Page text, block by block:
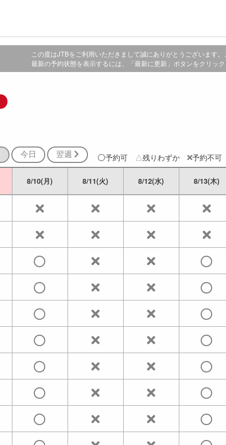
この度はJTBをご利用いただきまして誠にありがとうございます。
最新の予約状態を表示するには、「最新に更新」ボタンをクリック
今日 翌週 予約可 △残りわずか 予約不可
8/10(月) 8/11(火) 8/12(水) 8/13(木)